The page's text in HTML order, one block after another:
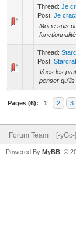
Thread: Je
Post: Je
Moi je suis
Thread:
Post:
Vues les
penser
Pages (6): 1 2 3
Forum Team [-yGc-]
Powered By MyBB , ©